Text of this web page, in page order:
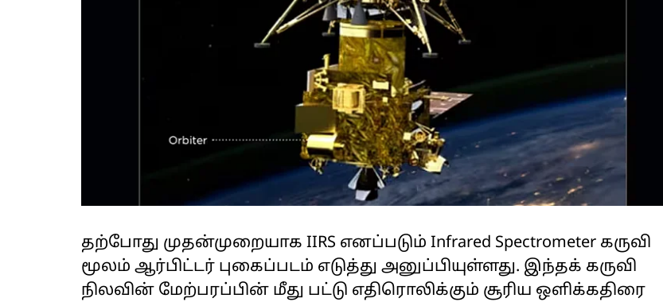
தற்போது முதன்முறையாக IIRS எனப்படும் Infrared Spectrometer கருவி
மூலம் ஆர்பிட்டர் புகைப்படம் எடுத்து அனுப்பியுள்ளது. இந்தக் கருவி
நிலவின் மேற்பரப்பின் மீது பட்டு எதிரொலிக்கும் சூரிய ஒளிக்கதிரை